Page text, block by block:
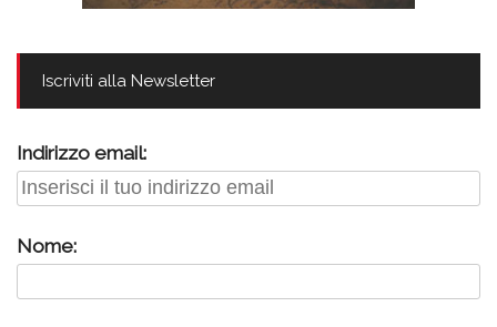
Iscriviti alla Newsletter
Indirizzo email:
Nome: